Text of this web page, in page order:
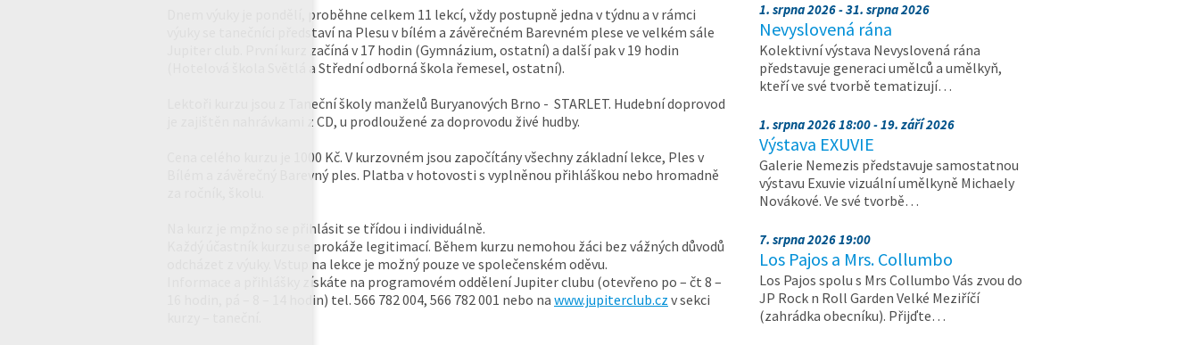
Dnem výuky je pondělí, proběhne celkem 11 lekcí, vždy postupně jedna v týdnu a v rámci
výuky se tanečníci představí na Plesu v bílém a závěrečném Barevném plese ve velkém sále
Jupiter club. První kurz začíná v 17 hodin (Gymnázium, ostatní) a další pak v 19 hodin
(Hotelová škola Světlá a Střední odborná škola řemesel, ostatní).
Lektoři kurzu jsou z Taneční školy manželů Buryanových Brno - STARLET. Hudební doprovod
je zajištěn nahrávkami z CD, u prodloužené za doprovodu živé hudby.
Cena celého kurzu je 1000 Kč. V kurzovném jsou započítány všechny základní lekce, Ples v
Bílém a závěrečný Barevný ples. Platba v hotovosti s vyplněnou přihláškou nebo hromadně
Na kurz je mpžno se přihlásit se třídou i individuálně.
Každý účastník kurzu se prokáže legitimací. Během kurzu nemohou žáci bez vážných důvodů
odcházet z výuky. Vstup na lekce je možný pouze ve společenském oděvu.
Informace a přihlášky získáte na programovém oddělení Jupiter clubu (otevřeno po – čt 8 –
16 hodin, pá – 8 – 14 hodin) tel. 566 782 004, 566 782 001 nebo na www.jupiterclub.cz v sekci
1. srpna 2026 - 31. srpna 2026
Nevyslovená rána
Kolektivní výstava Nevyslovená rána
představuje generaci umělců a umělkyň,
kteří ve své tvorbě tematizují…
1. srpna 2026 18:00 - 19. září 2026
Výstava EXUVIE
Galerie Nemezis představuje samostatnou
výstavu Exuvie vizuální umělkyně Michaely
Novákové. Ve své tvorbě…
7. srpna 2026 19:00
Los Pajos a Mrs. Collumbo
Los Pajos spolu s Mrs Collumbo Vás zvou do
JP Rock n Roll Garden Velké Meziříčí
(zahrádka obecníku). Přijďte…